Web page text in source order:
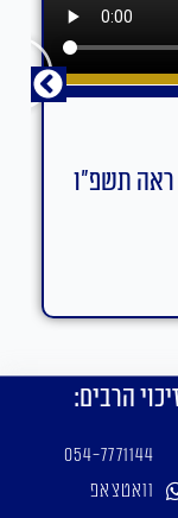
תשפ"ו
הרבים:
054-7771144
וואטצאפ